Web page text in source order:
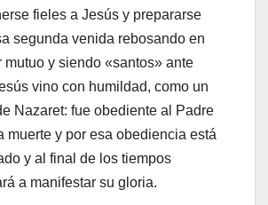
fieles a Jesús y prepararse
segunda venida rebosando en
mutuo y siendo «santos» ante
vino con humildad, como un
Nazaret: fue obediente al Padre
muerte y por esa obediencia está
y al final de los tiempos
a manifestar su gloria.